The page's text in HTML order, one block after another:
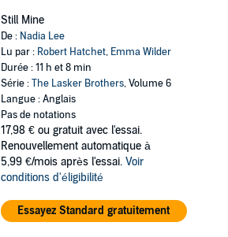
Still Mine
De : Nadia Lee
Lu par : Robert Hatchet, Emma Wilder
Durée : 11 h et 8 min
Série :The Lasker Brothers, Volume 6
Langue : Anglais
Pas de notations
17,98 € ou gratuit avec l'essai.
Renouvellement automatique à
5,99 €/mois après l'essai. Voir
conditions d'éligibilité
Essayez Standard gratuitement